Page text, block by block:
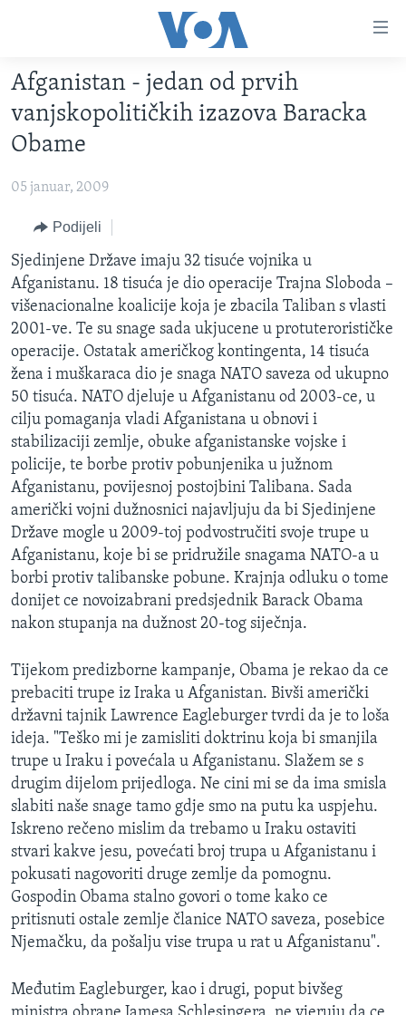
glavni
sadržaj
Pređi
na
glavnu
navigaciju
pretragu
TV PROGRAM
VIDEO
VIJESTI
SJEDINJENE AMERIČKE DRŽAVE
BOSNA I HERCEGOVINA
SVIJET
NAUKA I TEHNOLOGIJA
SPECIJALNI PROJEKTI
KORUPCIJA
SLOBODA MEDIJA
ŽENSKA STRANA
IZBJEGLIČKA STRANA
MAGAZIN
O GLASU AMERIKE
Learning English
PRATITE NAS
Afganistan - jedan od prvih
vanjskopolitičkih izazova Baracka
Obame
05 januar, 2009
Podijeli
Sjedinjene Države imaju 32 tisuće vojnika u
Afganistanu. 18 tisuća je dio operacije Trajna Sloboda –
višenacionalne koalicije koja je zbacila Taliban s vlasti
2001-ve. Te su snage sada ukjucene u protuterorističke
operacije. Ostatak američkog kontingenta, 14 tisuća
žena i muškaraca dio je snaga NATO saveza od ukupno
50 tisuća. NATO djeluje u Afganistanu od 2003-ce, u
cilju pomaganja vladi Afganistana u obnovi i
stabilizaciji zemlje, obuke afganistanske vojske i
policije, te borbe protiv pobunjenika u južnom
Afganistanu, povijesnoj postojbini Talibana. Sada
američki vojni dužnosnici najavljuju da bi Sjedinjene
Države mogle u 2009-toj podvostručiti svoje trupe u
Afganistanu, koje bi se pridružile snagama NATO-a u
borbi protiv talibanske pobune. Krajnja odluku o tome
donijet ce novoizabrani predsjednik Barack Obama
nakon stupanja na dužnost 20-tog siječnja.
Tijekom predizborne kampanje, Obama je rekao da ce
prebaciti trupe iz Iraka u Afganistan. Bivši američki
državni tajnik Lawrence Eagleburger tvrdi da je to loša
ideja. "Teško mi je zamisliti doktrinu koja bi smanjila
trupe u Iraku i povećala u Afganistanu. Slažem se s
drugim dijelom prijedloga. Ne cini mi se da ima smisla
slabiti naše snage tamo gdje smo na putu ka uspjehu.
Iskreno rečeno mislim da trebamo u Iraku ostaviti
stvari kakve jesu, povećati broj trupa u Afganistanu i
pokusati nagovoriti druge zemlje da pomognu.
Gospodin Obama stalno govori o tome kako ce
pritisnuti ostale zemlje članice NATO saveza, posebice
Njemačku, da pošalju vise trupa u rat u Afganistanu".
Međutim Eagleburger, kao i drugi, poput bivšeg